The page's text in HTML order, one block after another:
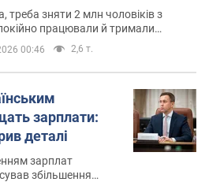
зняти 2 млн чоловіків з
працювали й тримали
00:46 2,6 т.
зарплати:
деталі
зарплат
збільшення